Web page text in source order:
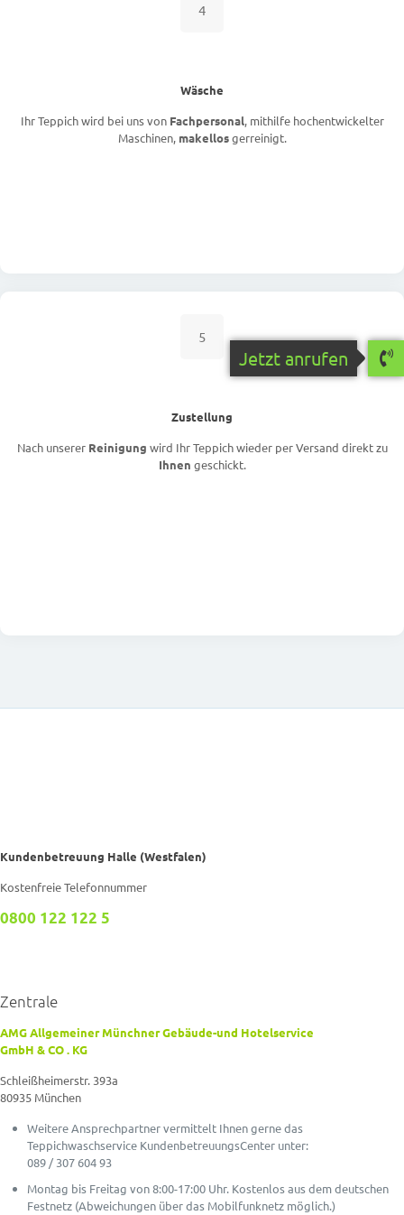
4
Wäsche
Ihr Teppich wird bei uns von Fachpersonal, mithilfe hochentwickelter
Maschinen, makellosgerreinigt.
5
Zustellung
Nach unserer Reinigung wird Ihr Teppich wieder per Versand direkt zu
Ihnen geschickt.
Kundenbetreuung Halle (Westfalen)
Kostenfreie Telefonnummer
0800 122 122 5
Zentrale
AMG Allgemeiner Münchner Gebäude-und Hotelservice
GmbH & CO . KG
Schleißheimerstr. 393a
80935 München
Weitere Ansprechpartner vermittelt Ihnen gerne das
Teppichwaschservice KundenbetreuungsCenter unter:
089 / 307 604 93
Montag bis Freitag von 8:00-17:00 Uhr. Kostenlos aus dem deutschen
Festnetz (Abweichungen über das Mobilfunknetz möglich.)
Jetzt anrufen